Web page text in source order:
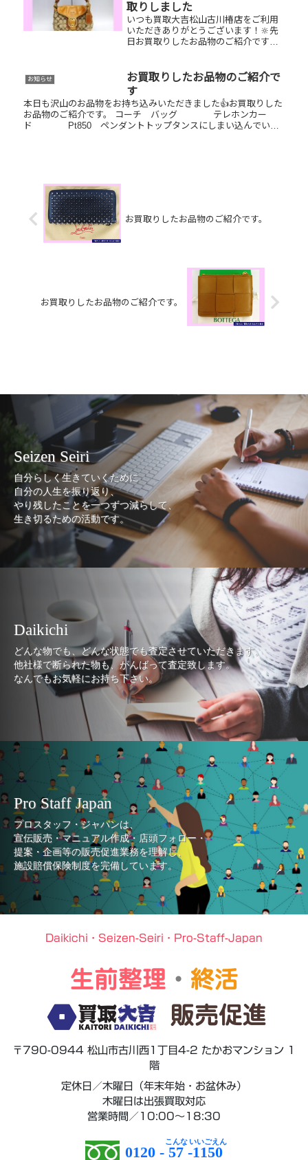
取りしました
いつも買取大吉松山古川椿店をご利用
いただきありがとうございます！🔆先
日お買取りしたお品物のご紹介です。
で眠っているお品物はございません
か？ぜひ買取大吉松山古川椿店...
お知らせ
お買取りしたお品物のご紹介で
す
本日も沢山のお品物をお持ち込みいただきました👍お買取りした
お品物のご紹介です。 コーチ バッグ テレホンカー
ド Pt850 ペンダントトップタンスにしまい込んでいた
お買取りしたお品物のご紹介です。
お買取りしたお品物のご紹介です。
Seizen Seiri
自分らしく生きていくために
自分の人生を振り返り、
やり残したことを一つずつ減らして、
生き切るための活動です。
Daikichi
どんな物でも、どんな状態でも査定させていただきます。
他社様で断られた物も、がんばって査定致します。
なんでもお気軽にお持ち下さい。
Pro Staff Japan
プロスタッフ・ジャパンは、
宣伝販売・マニュアル作成・店頭フォロー・
提案・企画等の販売促進業務を理解し、
施設賠償保険制度を完備しています。
Daikichi・Seizen-Seiri・Pro-Staff-Japan
生前整理 ・ 終活
販売促進
〒790-0944 松山市古川西1丁目4-2 たかおマンション 1
階
定休日／木曜日（年末年始・お盆休み）
木曜日は出張買取対応
営業時間／10:00～18:30
0120 - 57 -1150